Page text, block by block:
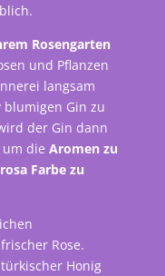
Rosengarten
und Pflanzen
langsam
Gin zu
der Gin dann
die Aromen zu
Farbe zu
Rose.
Honig